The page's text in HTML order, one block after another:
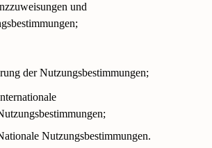
und
der Nutzungsbestimmungen;
Nutzungsbestimmungen.